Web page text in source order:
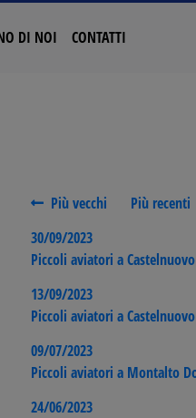
DI NOI CONTATTI
Più vecchi
Più recenti
30/09/2023
Piccoli aviatori a
13/09/2023
Piccoli aviatori a
09/07/2023
Piccoli aviatori a Montalto
24/06/2023